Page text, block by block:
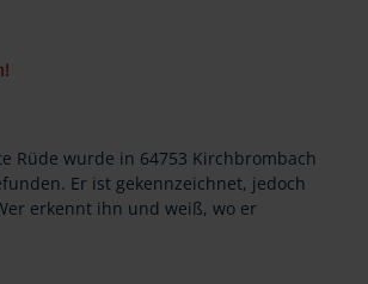
Rüde wurde in 64753 Kirchbrombach
Er ist gekennzeichnet, jedoch
erkennt ihn und weiß, wo er